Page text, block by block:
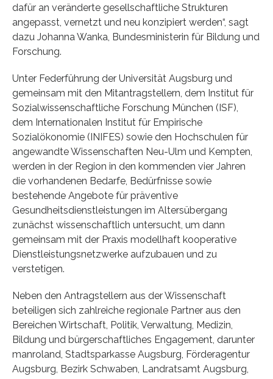
dafür an veränderte gesellschaftliche Strukturen
angepasst, vernetzt und neu konzipiert werden“, sagt
dazu Johanna Wanka, Bundesministerin für Bildung und
Forschung.
Unter Federführung der Universität Augsburg und
gemeinsam mit den Mitantragstellern, dem Institut für
Sozialwissenschaftliche Forschung München (ISF),
dem Internationalen Institut für Empirische
Sozialökonomie (INIFES) sowie den Hochschulen für
angewandte Wissenschaften Neu-Ulm und Kempten,
werden in der Region in den kommenden vier Jahren
die vorhandenen Bedarfe, Bedürfnisse sowie
bestehende Angebote für präventive
Gesundheitsdienstleistungen im Altersübergang
zunächst wissenschaftlich untersucht, um dann
gemeinsam mit der Praxis modellhaft kooperative
Dienstleistungsnetzwerke aufzubauen und zu
verstetigen.
Neben den Antragstellern aus der Wissenschaft
beteiligen sich zahlreiche regionale Partner aus den
Bereichen Wirtschaft, Politik, Verwaltung, Medizin,
Bildung und bürgerschaftliches Engagement, darunter
manroland, Stadtsparkasse Augsburg, Förderagentur
Augsburg, Bezirk Schwaben, Landratsamt Augsburg,